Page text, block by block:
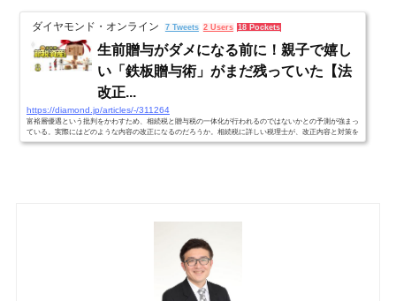
ダイヤモンド・オンライン 7 Tweets 2 Users 18 Pockets
生前贈与がダメになる前に！親子で嬉し
い「鉄板贈与術」がまだ残っていた【法
改正...
https://diamond.jp/articles/-/311264
富裕層優遇という批判をかわすため、相続税と贈与税の一体化が行われるのではないかとの予測が強まっ
ている。実際にはどのような内容の改正になるのだろうか。相続税に詳しい税理士が、改正内容と対策を
予想する。